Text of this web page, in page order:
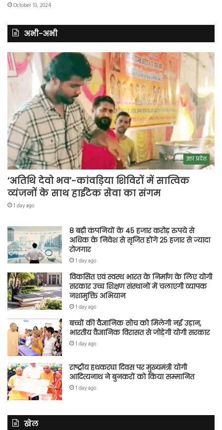
October 13, 2024
अभी-अभी
उत्तर प्रदेश
‘अतिथि देवो भव’-कांवड़िया शिविरों में सात्विक
व्यंजनों के साथ हाईटेक सेवा का संगम
1 day ago
8 बड़ी कंपनियों के 45 हजार करोड़ रुपये से
अधिक के निवेश से सृजित होंगे 25 हजार से ज्यादा
रोजगार
1 day ago
विकसित एवं स्वस्थ भारत के निर्माण के लिए योगी
सरकार उच्च शिक्षण संस्थानों में चलाएगी व्यापक
नशामुक्ति अभियान
1 day ago
बच्चों की वैज्ञानिक सोच को मिलेगी नई उड़ान,
भारतीय वैज्ञानिक विरासत से जोड़ेगी योगी सरकार
1 day ago
राष्ट्रीय हथकरघा दिवस पर मुख्यमंत्री योगी
आदित्यनाथ ने बुनकरों को किया सम्मानित
1 day ago
खेल